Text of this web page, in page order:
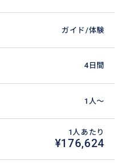
ガイド/体験
4日間
1人〜
1人あたり
¥176,624